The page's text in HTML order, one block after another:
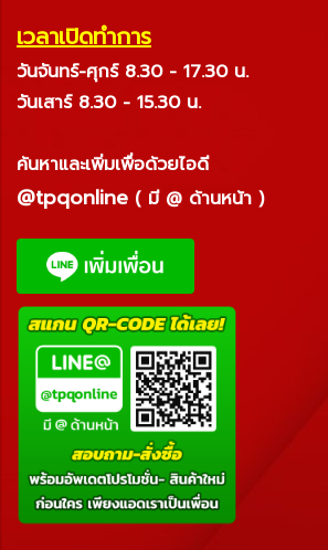
เวลาเปิดทำการ
วันจันทร์-ศุกร์ 8.30 - 17.30 น.
วันเสาร์ 8.30 - 15.30 น.
ค้นหาและเพิ่มเพื่อด้วยไอดี
@tpqonline ( มี @ ด้านหน้า )